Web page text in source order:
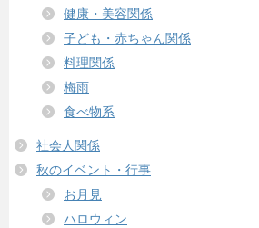
健康・美容関係
子ども・赤ちゃん関係
料理関係
梅雨
食べ物系
社会人関係
秋のイベント・行事
お月見
ハロウィン